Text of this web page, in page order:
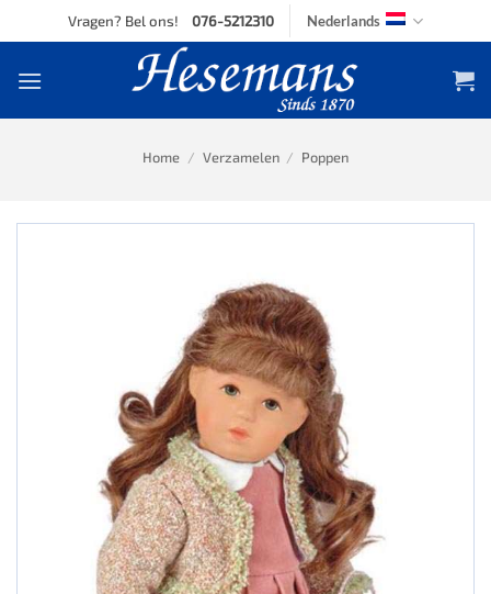
to
Vragen? Bel ons! 076-5212310 Nederlands
Home / Verzamelen / Poppen